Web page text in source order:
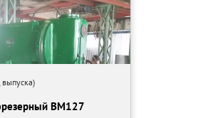
нарезаемых зубъев обрабатываемых
зубьев 12
ВМ127